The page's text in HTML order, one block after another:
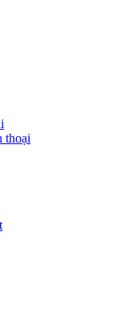
thoại